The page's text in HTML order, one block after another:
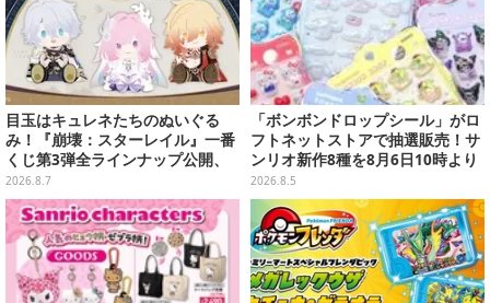
目玉はキュレネたちのぬいぐる
み！『崩壊：スターレイル』一番
くじ第3弾全ラインナップ公開、
美麗ビジュアルのアクリルボード
など用意
2026.8.7
「ボンボンドロップシール」がロ
フトネットストアで抽選販売！サ
ンリオ新作8種を8月6日10時より
受付開始
2026.8.5